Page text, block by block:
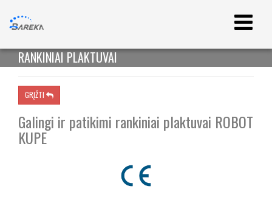
RANKINIAI PLAKTUVAI
GRĮŽTI 
Galingi ir patikimi rankiniai plaktuvai ROBOT
KUPE